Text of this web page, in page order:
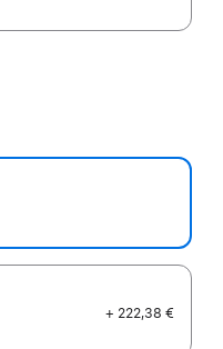
+ 222,38 €